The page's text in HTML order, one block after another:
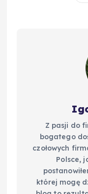
Z pasji do
bogatego
czołowych
Polsce,
której mogę